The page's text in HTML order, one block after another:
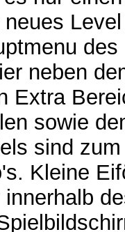
des
neben
Extra
sowie
sind
Kleine